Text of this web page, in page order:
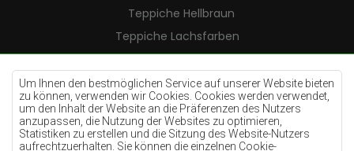
Um Ihnen den bestmöglichen Service auf unserer Website bieten
zu können, verwenden wir Cookies. Cookies werden verwendet,
um den Inhalt der Website an die Präferenzen des Nutzers
anzupassen, die Nutzung der Websites zu optimieren,
Statistiken zu erstellen und die Sitzung des Website-Nutzers
aufrechtzuerhalten. Sie können die einzelnen Cookie-
Teppiche Hellbraun
Teppiche Lachsfarben
Teppiche Cremefarben
Teppiche Lilac
Teppiche Gelb
Teppiche Pfefferminz